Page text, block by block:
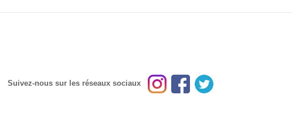
Suivez-nous sur les réseaux sociaux